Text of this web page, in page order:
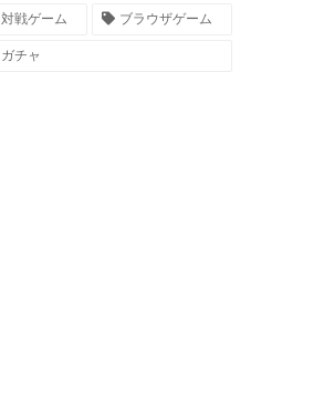
対戦ゲーム ブラウザゲーム
ガチャ